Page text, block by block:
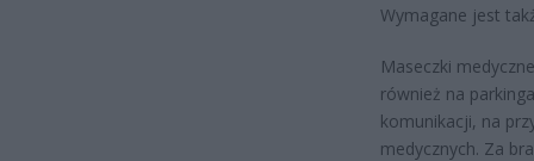
Wymagane jest
Maseczki
również na
komunikacji, na
medycznych. Za